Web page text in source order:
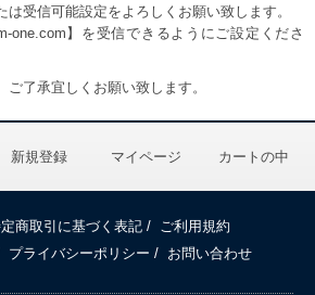
受信可能設定をよろしくお願い致します。
one.com】を受信できるようにご設定くださ
了承宜しくお願い致します。
新規登録 マイページ カートの中
商取引に基づく表記 /
ご利用規約
プライバシーポリシー / お問い合わせ